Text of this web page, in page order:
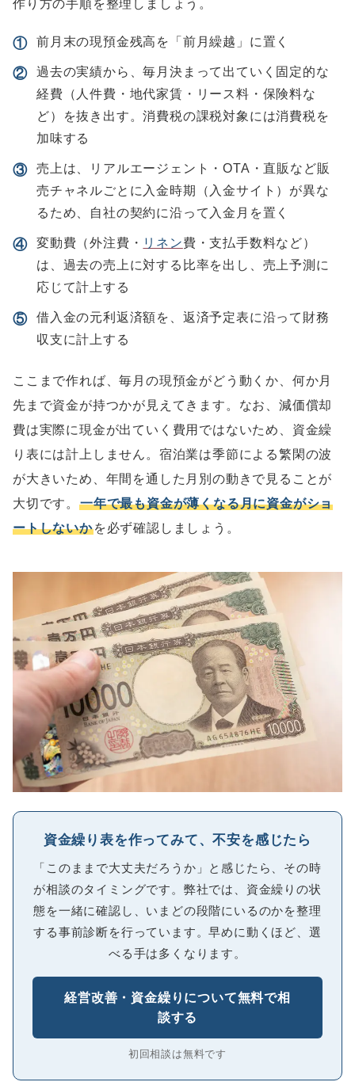
作り方の手順を整理しましょう。
① 前月末の現預金残高を「前月繰越」に置く
②
過去の実績から、毎月決まって出ていく固定的な
経費（人件費・地代家賃・リース料・保険料な
ど）を抜き出す。消費税の課税対象には消費税を
加味する
③
売上は、リアルエージェント・OTA・直販など販
売チャネルごとに入金時期（入金サイト）が異な
るため、自社の契約に沿って入金月を置く
④ 変動費（外注費・ リネン費・支払手数料など）
は、過去の売上に対する比率を出し、売上予測に
応じて計上する
⑤
借入金の元利返済額を、返済予定表に沿って財務
収支に計上する
ここまで作れば、毎月の現預金がどう動くか、何か月
先まで資金が持つかが見えてきます。なお、減価償却
費は実際に現金が出ていく費用ではないため、資金繰
り表には計上しません。宿泊業は季節による繁閑の波
が大きいため、年間を通した月別の動きで見ることが
大切です。 一年で最も資金が薄くなる月に資金がショ
ートしないかを必ず確認しましょう。
資金繰り表を作ってみて、不安を感じたら
「このままで大丈夫だろうか」と感じたら、その時
が相談のタイミングです。弊社では、資金繰りの状
態を一緒に確認し、いまどの段階にいるのかを整理
する事前診断を行っています。早めに動くほど、選
べる手は多くなります。
経営改善・資金繰りについて無料で相
談する
初回相談は無料です